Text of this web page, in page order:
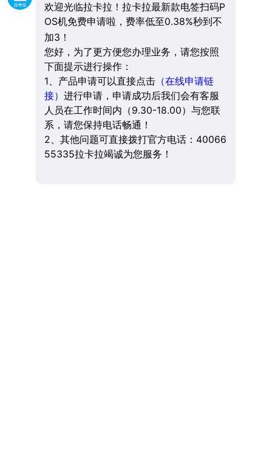
欢迎光临拉卡拉！拉卡拉最新款电签扫码P
OS机免费申请啦，费率低至0.38%秒到不
加3！
您好，为了更方便您办理业务，请您按照
下面提示进行操作：
1、产品申请可以直接点击（在线申请链
接） 进行申请，申请成功后我们会有客服
人员在工作时间内（9.30-18.00）与您联
系，请您保持电话畅通！
2、其他问题可直接拨打官方电话：40066
55335拉卡拉竭诚为您服务！